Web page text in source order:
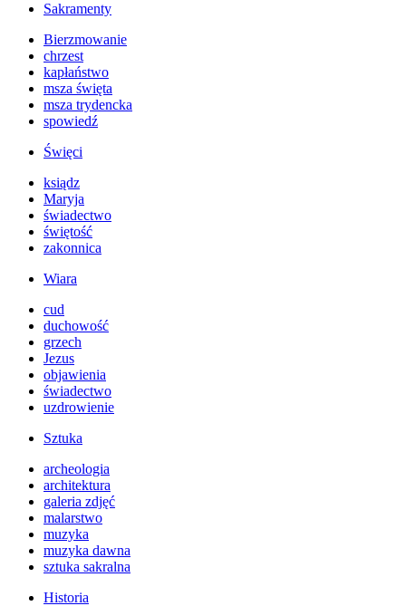
Sakramenty
Bierzmowanie
chrzest
kapłaństwo
msza święta
msza trydencka
spowiedź
Święci
ksiądz
Maryja
świadectwo
świętość
zakonnica
Wiara
cud
duchowość
grzech
Jezus
objawienia
świadectwo
uzdrowienie
Sztuka
archeologia
architektura
galeria zdjęć
malarstwo
muzyka
muzyka dawna
sztuka sakralna
Historia